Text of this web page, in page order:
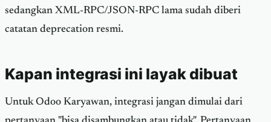
sedangkan XML-RPC/JSON-RPC lama sudah diberi
catatan deprecation resmi.
Kapan integrasi ini layak dibuat
Untuk Odoo Karyawan, integrasi jangan dimulai dari